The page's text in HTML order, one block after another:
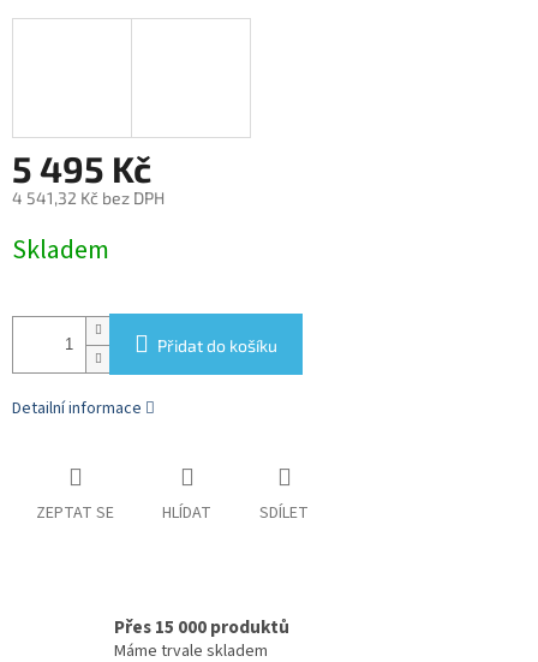
5 495 Kč
4 541,32 Kč bez DPH
cena:
Skladem
Přidat do košíku
Detailní informace
ZEPTAT SE HLÍDAT SDÍLET
Přes 15 000 produktů
Máme trvale skladem